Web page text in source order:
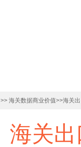
>> 海关数据商业价值>>海关
海关